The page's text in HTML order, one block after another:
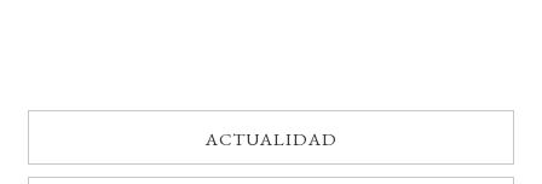
ACTUALIDAD